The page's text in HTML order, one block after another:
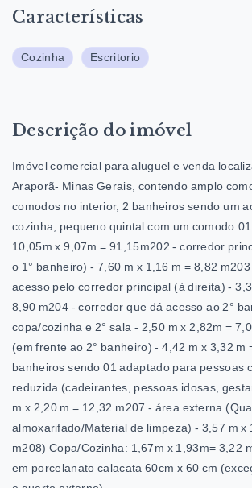
Características
Cozinha Escritorio
Descrição do imóvel
Imóvel comercial para aluguel e venda
Araporã- Minas Gerais, contendo amplo
comodos no interior, 2 banheiros sendo um
cozinha, pequeno quintal com um
10,05m x 9,07m = 91,15m202 - corredor
o 1° banheiro) - 7,60 m x 1,16 m = 8,82
acesso pelo corredor principal (à direita) -
8,90 m204 - corredor que dá acesso ao 2°
copa/cozinha e 2° sala - 2,50 m x 2,82m =
(em frente ao 2° banheiro) - 4,42 m x 3,32 m
banheiros sendo 01 adaptado para pessoas
reduzida (cadeirantes, pessoas idosas,
m x 2,20 m = 12,32 m207 - área externa
almoxarifado/Material de limpeza) - 3,57 m x
m208) Copa/Cozinha: 1,67m x 1,93m= 3,22
em porcelanato calacata 60cm x 60 cm